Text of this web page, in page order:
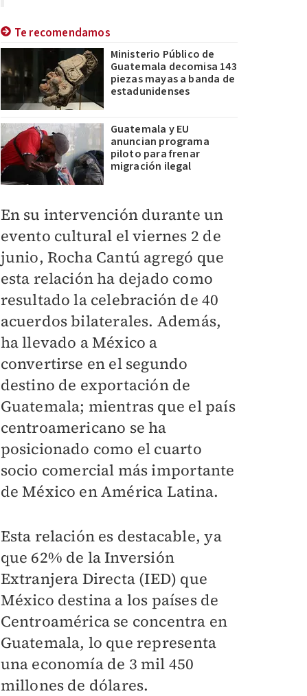
Te recomendamos
Ministerio Público de
Guatemala decomisa 143
piezas mayas a banda de
estadunidenses
Guatemala y EU
anuncian programa
piloto para frenar
migración ilegal
En su intervención durante un
evento cultural el viernes 2 de
junio, Rocha Cantú agregó que
esta relación ha dejado como
resultado la celebración de 40
acuerdos bilaterales. Además,
ha llevado a México a
convertirse en el segundo
destino de exportación de
Guatemala; mientras que el país
centroamericano se ha
posicionado como el cuarto
socio comercial más importante
de México en América Latina.
Esta relación es destacable, ya
que 62% de la Inversión
Extranjera Directa (IED) que
México destina a los países de
Centroamérica se concentra en
Guatemala, lo que representa
una economía de 3 mil 450
millones de dólares.